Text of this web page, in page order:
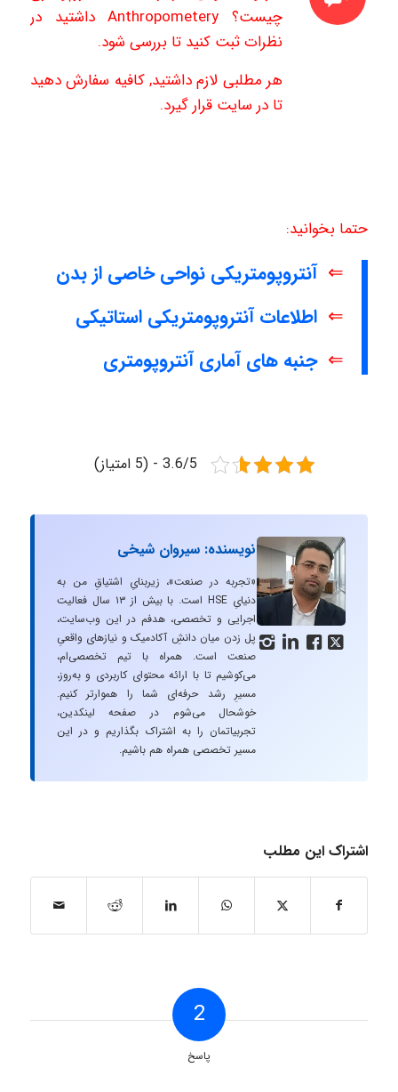
چیست؟ Anthropometery داشتید در
نظرات ثبت کنید تا بررسی شود.
هر مطلبی لازم داشتید, کافیه سفارش دهید
تا در سایت قرار گیرد.
حتما بخوانید:
⇐ آنتروپومتریکی نواحی خاصی از بدن
⇐ اطلاعات آنتروپومتریکی استاتیکی
⇐ جنبه های آماری آنتروپومتری
3.6/5 - (5 امتیاز)
   
نویسنده: سیروان شیخی
«تجربه در صنعت»، زیربنایِ اشتیاقِ من به
دنیایِ HSE است. با بیش از ۱۳ سال فعالیت
اجرایی و تخصصی، هدفم در این وب‌سایت،
پل زدن میان دانشِ آکادمیک و نیازهای واقعیِ
صنعت است. همراه با تیم تخصصی‌ام،
می‌کوشیم تا با ارائه محتوای کاربردی و به‌روز،
مسیرِ رشد حرفه‌ای شما را هموارتر کنیم.
خوشحال می‌شوم در صفحه لینکدین،
تجربیاتمان را به اشتراک بگذاریم و در این
مسیر تخصصی همراه هم باشیم.
اشتراک این مطلب
2
پاسخ